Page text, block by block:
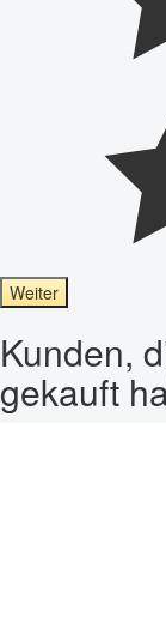
Weiter
Kunden,
gekauft